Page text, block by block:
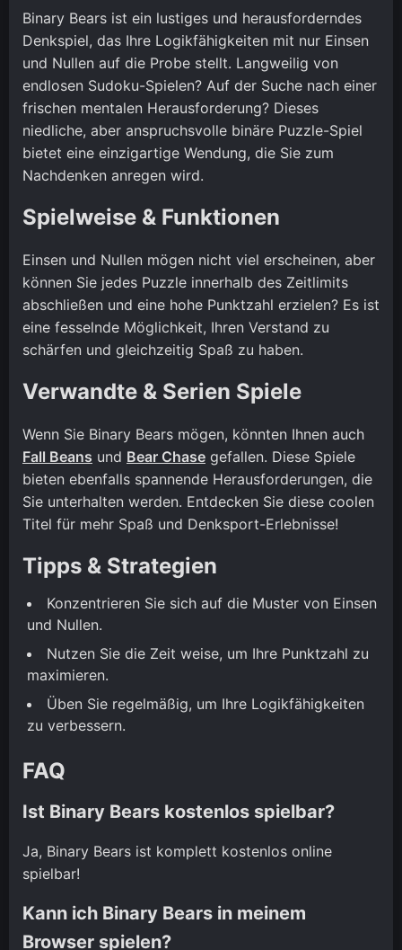
Binary Bears ist ein lustiges und herausforderndes
Denkspiel, das Ihre Logikfähigkeiten mit nur Einsen
und Nullen auf die Probe stellt. Langweilig von
endlosen Sudoku-Spielen? Auf der Suche nach einer
frischen mentalen Herausforderung? Dieses
niedliche, aber anspruchsvolle binäre Puzzle-Spiel
bietet eine einzigartige Wendung, die Sie zum
Nachdenken anregen wird.
Spielweise & Funktionen
Einsen und Nullen mögen nicht viel erscheinen, aber
können Sie jedes Puzzle innerhalb des Zeitlimits
abschließen und eine hohe Punktzahl erzielen? Es ist
eine fesselnde Möglichkeit, Ihren Verstand zu
schärfen und gleichzeitig Spaß zu haben.
Verwandte & Serien Spiele
Wenn Sie Binary Bears mögen, könnten Ihnen auch
Fall Beans und Bear Chase gefallen. Diese Spiele
bieten ebenfalls spannende Herausforderungen, die
Sie unterhalten werden. Entdecken Sie diese coolen
Titel für mehr Spaß und Denksport-Erlebnisse!
Tipps & Strategien
Konzentrieren Sie sich auf die Muster von Einsen
und Nullen.
Nutzen Sie die Zeit weise, um Ihre Punktzahl zu
maximieren.
Üben Sie regelmäßig, um Ihre Logikfähigkeiten
zu verbessern.
FAQ
Ist Binary Bears kostenlos spielbar?
Ja, Binary Bears ist komplett kostenlos online
spielbar!
Kann ich Binary Bears in meinem
Browser spielen?